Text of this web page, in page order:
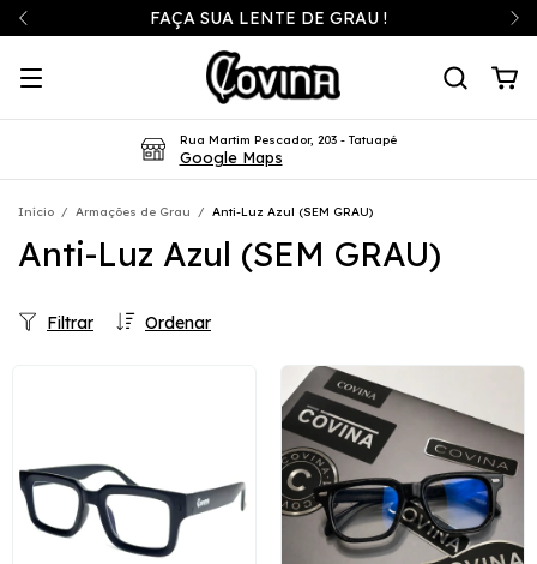
FAÇA SUA LENTE DE GRAU !
Rua Martim Pescador, 203 - Tatuapé
Google Maps
Início / Armações de Grau / Anti-Luz Azul (SEM GRAU)
Anti-Luz Azul (SEM GRAU)
Ordenar
Filtrar